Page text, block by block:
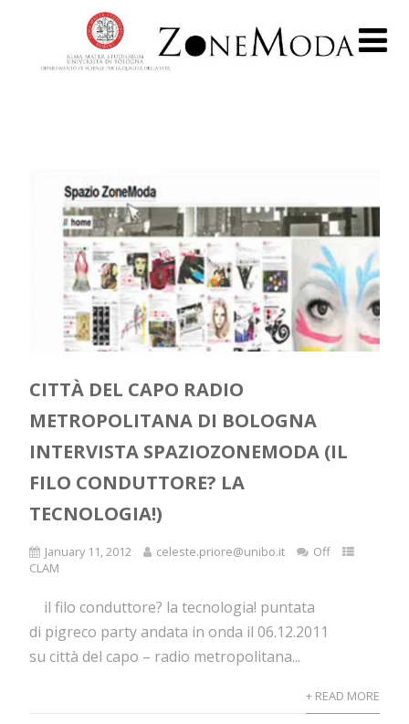
CITTÀ DEL CAPO RADIO
METROPOLITANA DI BOLOGNA
INTERVISTA SPAZIOZONEMODA (IL
FILO CONDUTTORE? LA
TECNOLOGIA!)
January 11, 2012 celeste.priore@unibo.it
Off
CLAM
il filo conduttore? la tecnologia! puntata
di pigreco party andata in onda il 06.12.2011
su città del capo – radio metropolitana...
+ READ MORE